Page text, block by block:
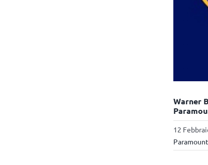
Warner
12
Paramount